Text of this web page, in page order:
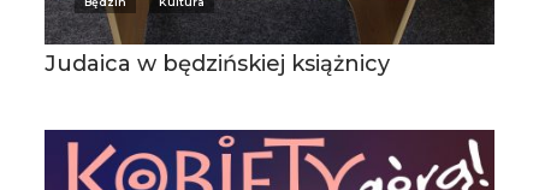
Judaica w będzińskiej książnicy